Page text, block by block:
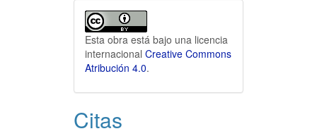
Esta obra está bajo una licencia
internacional Creative Commons
Atribución 4.0.
Citas